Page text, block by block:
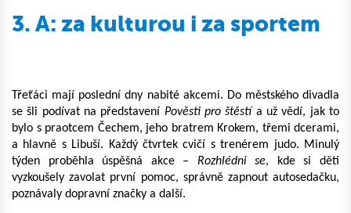
3. A: za kulturou i za sportem
Třeťáci mají poslední dny nabité akcemi. Do městského divadla
se šli podívat na představení Pověsti pro štěstí a už vědí, jak to
bylo s praotcem Čechem, jeho bratrem Krokem, třemi dcerami,
a hlavně s Libuší. Každý čtvrtek cvičí s trenérem judo. Minulý
týden proběhla úspěšná akce – Rozhlédni se, kde si děti
vyzkoušely zavolat první pomoc, správně zapnout autosedačku,
poznávaly dopravní značky a další.